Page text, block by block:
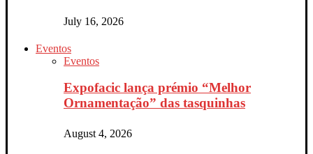
July 16, 2026
Eventos
Eventos
Expofacic lança prémio “Melhor
Ornamentação” das tasquinhas
August 4, 2026